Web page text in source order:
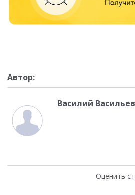
Автор:
Василий Васильев
Оценить